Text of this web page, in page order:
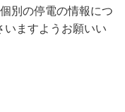
別の停電の情報につ
いますようお願いい